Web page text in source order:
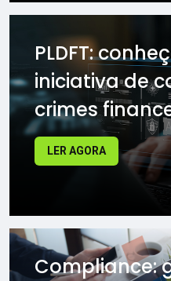
PLDFT:
iniciativa de
crimes
LER AGORA
Compliance: